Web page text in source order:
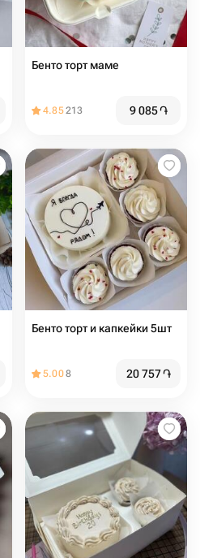
Бенто торт маме
4.85213 9 085֏
Бенто торт и капкейки 5шт
5.008 20 757֏